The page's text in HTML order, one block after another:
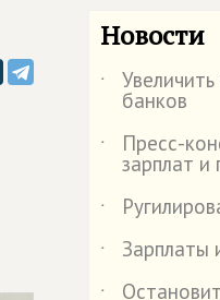
Новости
˙
банков
˙
Пресс-
зарплат и
˙
˙
Зарплаты